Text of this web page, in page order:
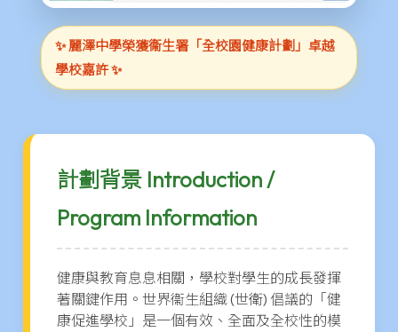
✨ 麗澤中學榮獲衞生署「全校園健康計劃」卓越
學校嘉許 ✨
計劃背景 Introduction /
Program Information
健康與教育息息相關，學校對學生的成長發揮
著關鍵作用。世界衞生組織 (世衛) 倡議的「健
康促進學校」是一個有效、全面及全校性的模